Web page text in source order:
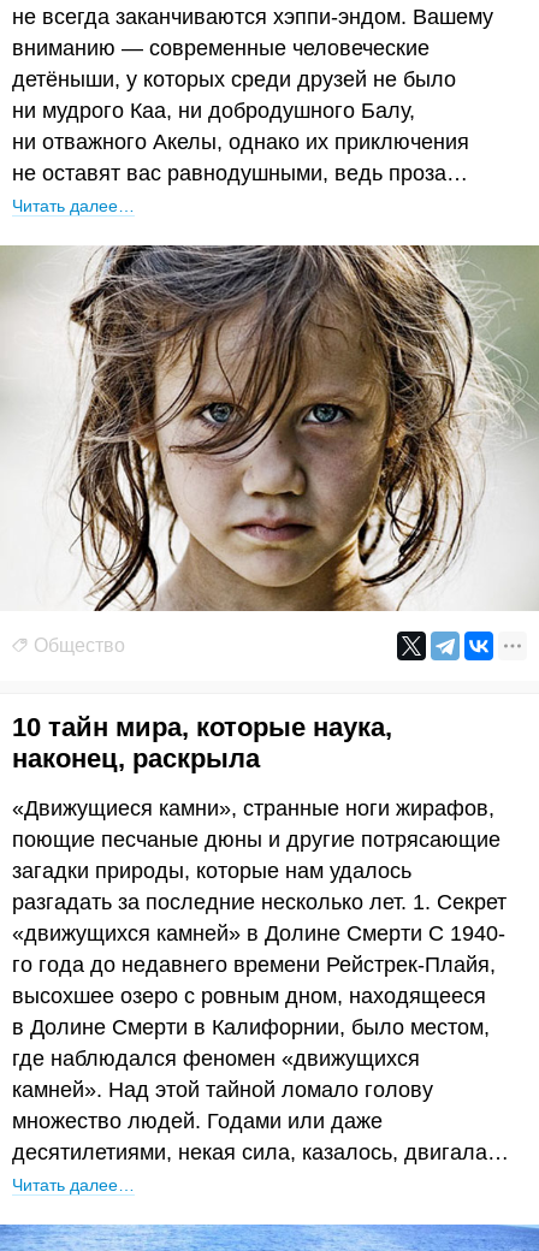
не всегда заканчиваются хэппи-эндом. Вашему
вниманию — современные человеческие
детёныши, у которых среди друзей не было
ни мудрого Каа, ни добродушного Балу,
ни отважного Акелы, однако их приключения
не оставят вас равнодушными, ведь проза…
Читать далее…
Общество
10 тайн мира, которые наука,
наконец, раскрыла
«Движущиеся камни», странные ноги жирафов,
поющие песчаные дюны и другие потрясающие
загадки природы, которые нам удалось
разгадать за последние несколько лет. 1. Секрет
«движущихся камней» в Долине Смерти С 1940-
го года до недавнего времени Рейстрек-Плайя,
высохшее озеро с ровным дном, находящееся
в Долине Смерти в Калифорнии, было местом,
где наблюдался феномен «движущихся
камней». Над этой тайной ломало голову
множество людей. Годами или даже
десятилетиями, некая сила, казалось, двигала…
Читать далее…